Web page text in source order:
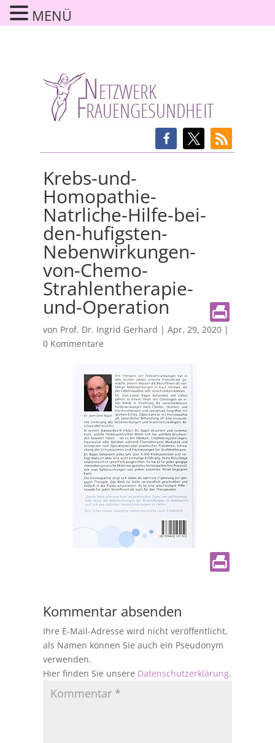
Krebs-und-
Homopathie-
Natrliche-Hilfe-bei-
den-hufigsten-
Nebenwirkungen-
von-Chemo-
Strahlentherapie-
und-Operation
von Prof. Dr. Ingrid Gerhard | Apr. 29, 2020|
0 Kommentare
Kommentar absenden
Ihre E-Mail-Adresse wird nicht veröffentlicht,
als Namen können Sie auch ein Pseudonym
verwenden.
Hier finden Sie unsere Datenschutzerklärung.
MENÜ